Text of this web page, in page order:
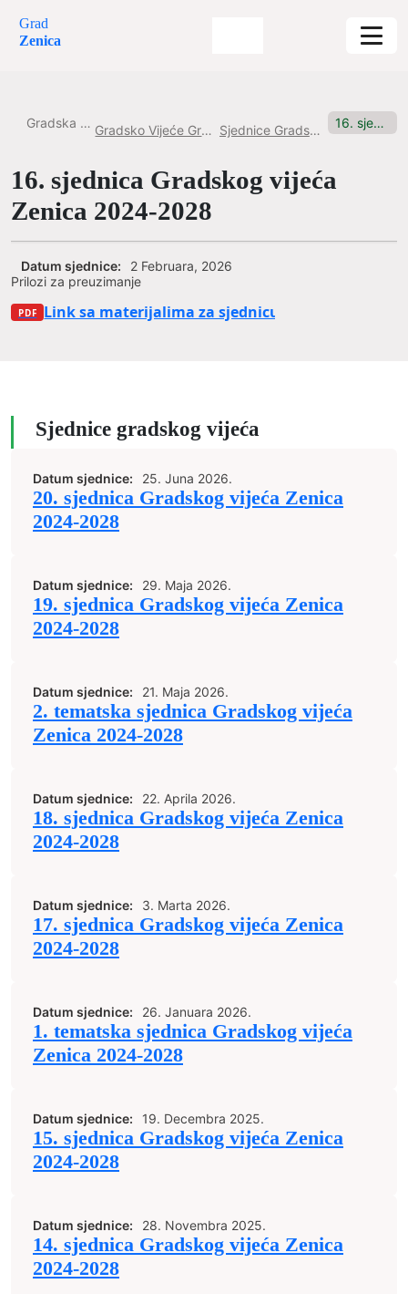
Grad
Zenica
Gradska uprava Gradsko Vijeće Grada Zenice Sjednice Gradskog vijeća 16. sjednica Gradskog vijeća Zenica 2024-2028
16. sjednica Gradskog vijeća
Zenica 2024-2028
Prilozi za preuzimanje
Link sa materijalima za sjednicu
Datum sjednice: 2 Februara, 2026
Sjednice gradskog vijeća
Datum sjednice: 25. Juna 2026.
20. sjednica Gradskog vijeća Zenica
2024-2028
Datum sjednice: 29. Maja 2026.
19. sjednica Gradskog vijeća Zenica
2024-2028
Datum sjednice: 21. Maja 2026.
2. tematska sjednica Gradskog vijeća
Zenica 2024-2028
Datum sjednice: 22. Aprila 2026.
18. sjednica Gradskog vijeća Zenica
2024-2028
Datum sjednice: 3. Marta 2026.
17. sjednica Gradskog vijeća Zenica
2024-2028
Datum sjednice: 26. Januara 2026.
1. tematska sjednica Gradskog vijeća
Zenica 2024-2028
Datum sjednice: 19. Decembra 2025.
15. sjednica Gradskog vijeća Zenica
2024-2028
Datum sjednice: 28. Novembra 2025.
14. sjednica Gradskog vijeća Zenica
2024-2028